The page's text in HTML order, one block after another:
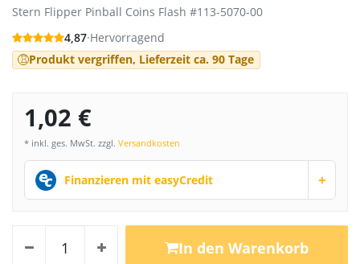
Stern Flipper Pinball Coins Flash #113-5070-00
4,87·Hervorragend
Produkt vergriffen, Lieferzeit ca. 90 Tage
1,02 €
* inkl. ges. MwSt. zzgl. Versandkosten
Finanzieren mit easyCredit +
In den Warenkorb